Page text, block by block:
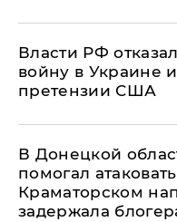
Власти РФ
войну в Украине
претензии США
В Донецкой
помогал
Краматорском
задержала